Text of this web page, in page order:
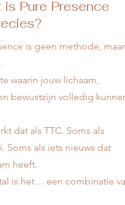
Pure Presence
is geen methode, maar
waarin jouw lichaam,
bewustzijn volledig kunnen
dat als TTC. Soms als
Soms als iets nieuws dat
heeft.
is het… een combinatie van